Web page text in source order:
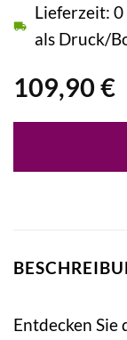
109,90 €
Lieferzeit:
als Druck/
Entdecken Sie